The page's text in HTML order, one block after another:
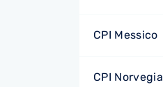
CPI Messico
CPI Norvegia